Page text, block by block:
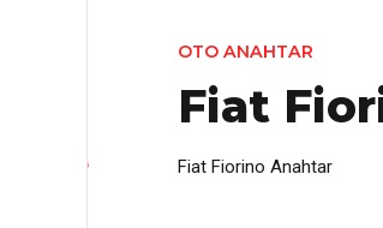
OTO ANAHTAR
Fiat
Fiat Fiorino Anahtar